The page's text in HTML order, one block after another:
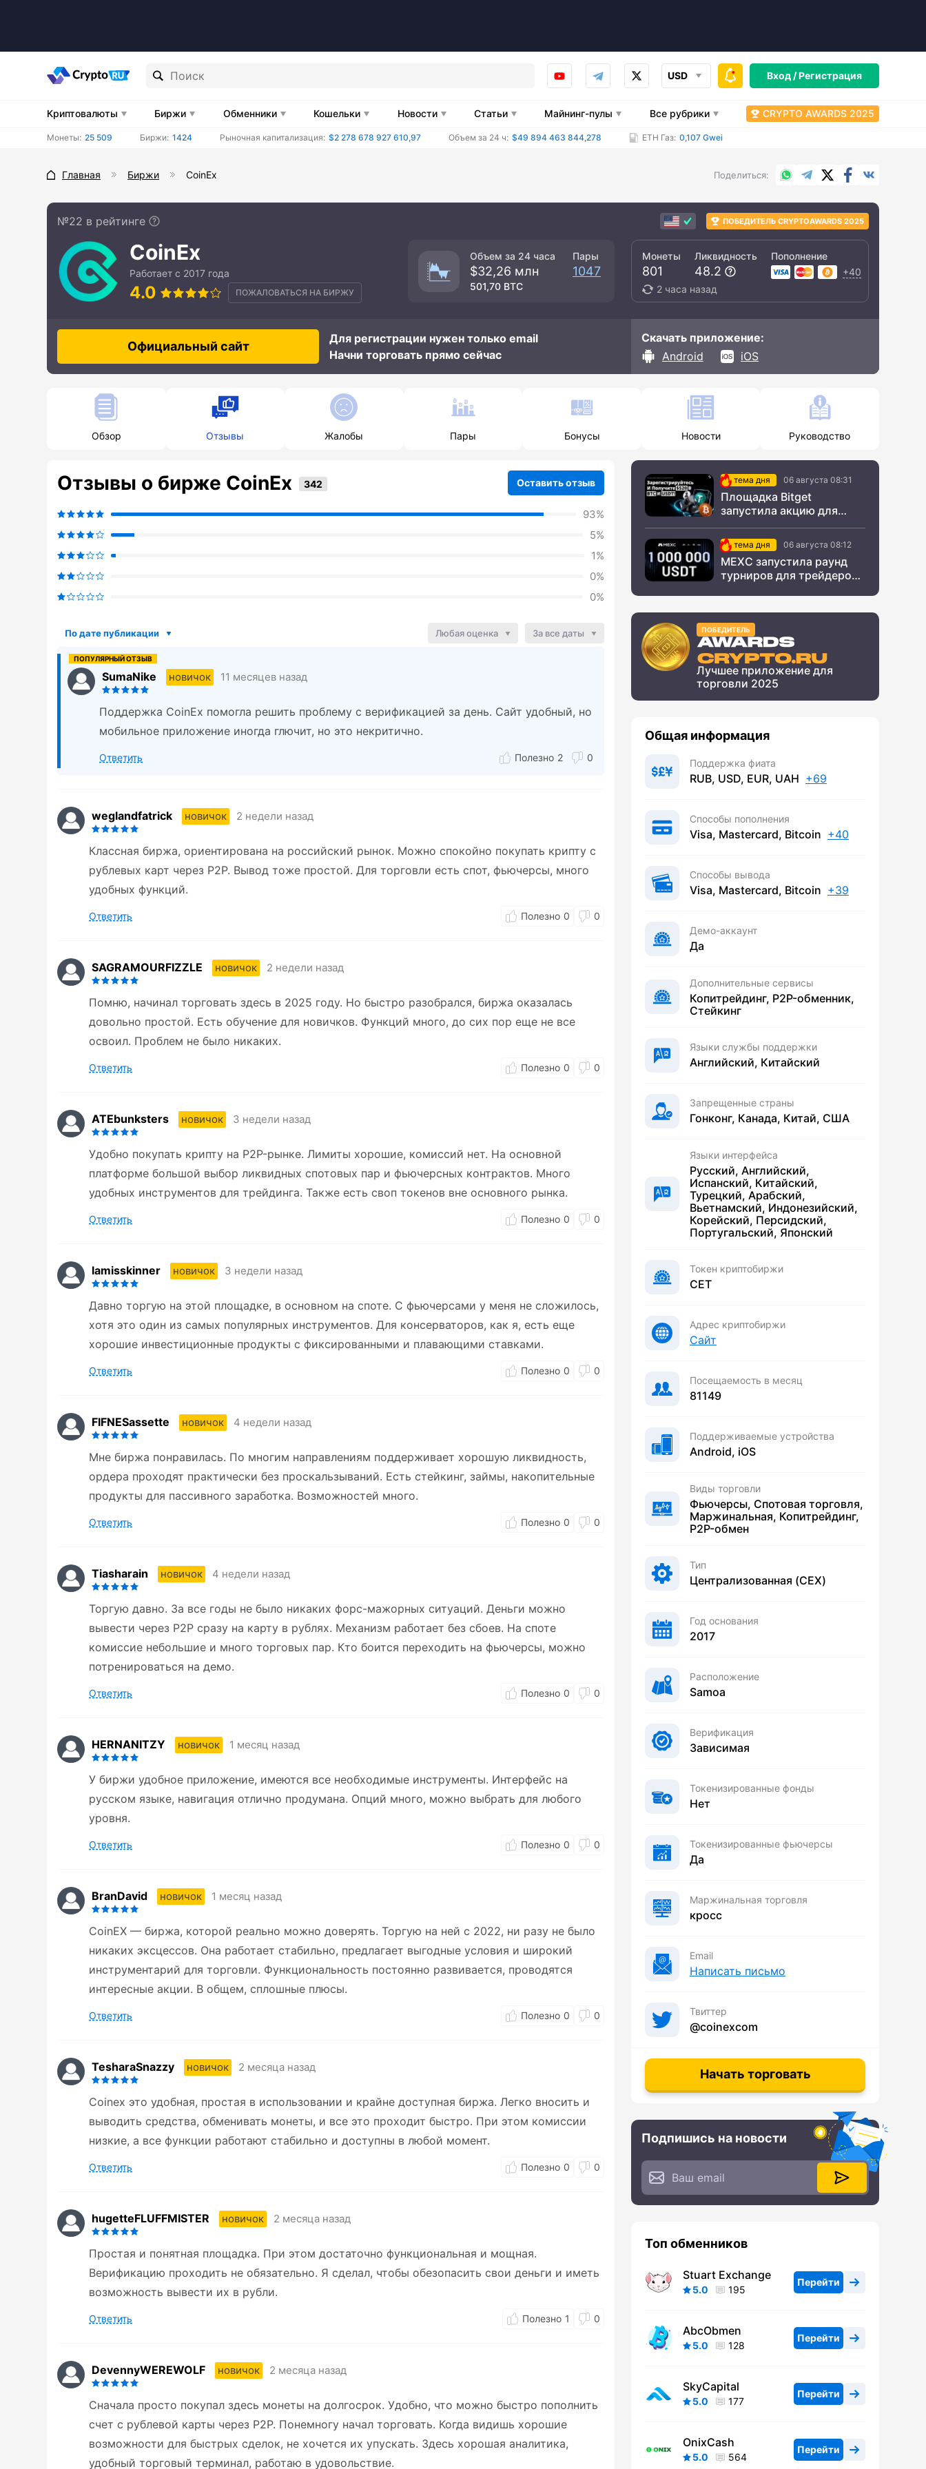
USD Вход /Регистрация
Криптовалюты Биржи Обменники Кошельки Новости Статьи Майнинг-пулы Все рубрики CRYPTO AWARDS 2025
Монеты: 25 509 Биржи: 1424 Рыночная капитализация: $2 278 678 927 610,97 Объем за 24 ч: $49 894 463 844,278 ETH Газ: 0,107 Gwei
Главная Биржи CoinEx Поделиться WhatsApp
TelegramX.comFacebook
№22 в рейтинге ПОБЕДИТЕЛЬ CRYPTOAWARDS 2025
CoinEx
Работает с 2017 года
4.0 ПОЖАЛОВАТЬСЯ НА БИРЖУ
Объем за 24 часа
$32,26 млн
501,70 BTC
Пары
1047
Монеты
801
Ликвидность
48.2
Пополнение
+40
2 часа назад
Официальный сайт
Для регистрации нужен только email
Начни торговать прямо сейчас
Скачать приложение:
Android
iOS
Обзор Отзывы Жалобы Пары Бонусы Новости Руководство
Отзывы о бирже CoinEx Оставить отзыв
93%
5%
1%
0%
0%
По дате публикации Любая оценка За все даты
SumaNike новичок 11 месяцев назад
Поддержка CoinEx помогла решить проблему с верификацией за день. Сайт удобный, но
мобильное приложение иногда глючит, но это некритично.
Ответить 2 0
weglandfatrick новичок 2 недели назад
Классная биржа, ориентирована на российский рынок. Можно спокойно покупать крипту с
рублевых карт через P2P. Вывод тоже простой. Для торговли есть спот, фьючерсы, много
удобных функций.
Ответить 0 0
SAGRAMOURFIZZLE новичок 2 недели назад
Помню, начинал торговать здесь в 2025 году. Но быстро разобрался, биржа оказалась
довольно простой. Есть обучение для новичков. Функций много, до сих пор еще не все
освоил. Проблем не было никаких.
Ответить 0 0
ATEbunksters новичок 3 недели назад
Удобно покупать крипту на P2P-рынке. Лимиты хорошие, комиссий нет. На основной
платформе большой выбор ликвидных спотовых пар и фьючерсных контрактов. Много
удобных инструментов для трейдинга. Также есть своп токенов вне основного рынка.
Ответить 0 0
lamisskinner новичок 3 недели назад
Давно торгую на этой площадке, в основном на споте. С фьючерсами у меня не сложилось,
хотя это один из самых популярных инструментов. Для консерваторов, как я, есть еще
хорошие инвестиционные продукты с фиксированными и плавающими ставками.
Ответить 0 0
FIFNESassette новичок 4 недели назад
Мне биржа понравилась. По многим направлениям поддерживает хорошую ликвидность,
ордера проходят практически без проскальзываний. Есть стейкинг, займы, накопительные
продукты для пассивного заработка. Возможностей много.
Ответить 0 0
Tiasharain новичок 4 недели назад
Торгую давно. За все годы не было никаких форс-мажорных ситуаций. Деньги можно
вывести через P2P сразу на карту в рублях. Механизм работает без сбоев. На споте
комиссие небольшие и много торговых пар. Кто боится переходить на фьючерсы, можно
потренироваться на демо.
Ответить 0 0
HERNANITZY новичок 1 месяц назад
У биржи удобное приложение, имеются все необходимые инструменты. Интерфейс на
русском языке, навигация отлично продумана. Опций много, можно выбрать для любого
уровня.
Ответить 0 0
BranDavid новичок 1 месяц назад
CoinEX — биржа, которой реально можно доверять. Торгую на ней с 2022, ни разу не было
никаких эксцессов. Она работает стабильно, предлагает выгодные условия и широкий
инструментарий для торговли. Функциональность постоянно развивается, проводятся
интересные акции. В общем, сплошные плюсы.
Ответить 0 0
TesharaSnazzy новичок 2 месяца назад
Coinex это удобная, простая в использовании и крайне доступная биржа. Легко вносить и
выводить средства, обменивать монеты, и все это проходит быстро. При этом комиссии
низкие, а все функции работают стабильно и доступны в любой момент.
Ответить 0 0
hugetteFLUFFMISTER новичок 2 месяца назад
Простая и понятная площадка. При этом достаточно функциональная и мощная.
Верификацию проходить не обязательно. Я сделал, чтобы обезопасить свои деньги и иметь
возможность вывести их в рубли.
Ответить 1 0
DevennyWEREWOLF новичок 2 месяца назад
Сначала просто покупал здесь монеты на долгосрок. Удобно, что можно быстро пополнить
счет с рублевой карты через P2P. Понемногу начал торговать. Когда видишь хорошие
возможности для быстрых сделок, не хочется их упускать. Здесь хорошая аналитика,
удобный торговый терминал, работаю в удовольствие.
тема дня 06 августа 08:31
Площадка Bitget
запустила акцию для
СНГтема дня 06 августа 08:12
MEXC запустила раунд
турниров для трейдеров
ПОБЕДИТЕЛЬ
Лучшее приложение для
торговли 2025
Общая информация
Поддержка фиата
RUB, USD, EUR, UAH +69
Способы пополнения
Visa, Mastercard, Bitcoin +40
Способы вывода
Visa, Mastercard, Bitcoin +39
Демо-аккаунт
Да
Дополнительные сервисы
Копитрейдинг, P2P-обменник,
Стейкинг
Языки службы поддержки
Английский, Китайский
Запрещенные страны
Гонконг, Канада, Китай, США
Языки интерфейса
Русский, Английский,
Испанский, Китайский,
Турецкий, Арабский,
Вьетнамский, Индонезийский,
Корейский, Персидский,
Португальский, Японский
Токен криптобиржи
CET
Адрес криптобиржи
Сайт
Посещаемость в месяц
81149
Поддерживаемые устройства
Android, iOS
Виды торговли
Фьючерсы, Спотовая торговля,
Маржинальная, Копитрейдинг,
P2P-обмен
Тип
Централизованная (CEX)
Год основания
2017
Расположение
Samoa
Верификация
Зависимая
Токенизированные фонды
Нет
Токенизированные фьючерсы
Да
Маржинальная торговля
кросс
Email
Написать письмо
Твиттер
@coinexcom
Начать торговать
Подпишись на новости
Топ обменников
Stuart Exchange
5.0 195
Перейти
AbcObmen
5.0 128
Перейти
SkyCapital
5.0 177
Перейти
OnixCash
5.0 564
Перейти